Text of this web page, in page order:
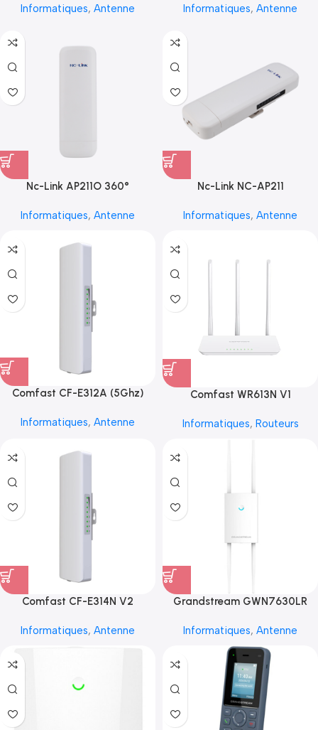
Informatiques, Antenne Informatiques, Antenne
Nc-Link AP211O 360°
Informatiques, Antenne
Nc-Link NC-AP211
Informatiques, Antenne
Comfast CF-E312A (5Ghz)
Informatiques, Antenne
Comfast WR613N V1
Informatiques, Routeurs
Comfast CF-E314N V2
Informatiques, Antenne
Grandstream GWN7630LR
Informatiques, Antenne